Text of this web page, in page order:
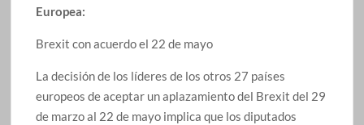
Europea:
Brexit con acuerdo el 22 de mayo
La decisión de los líderes de los otros 27 países
europeos de aceptar un aplazamiento del Brexit del 29
de marzo al 22 de mayo implica que los diputados